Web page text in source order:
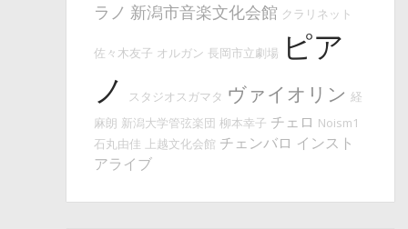
ラノ 新潟市音楽文化会館 クラリネット
佐々木友子 オルガン 長岡市立劇場
ピア
ノ
スタジオスガマタ ヴァイオリン 経
麻朗 新潟大学管弦楽団 柳本幸子 チェロ Noism1
石丸由佳
上越文化会館 チェンバロ インスト
アライブ